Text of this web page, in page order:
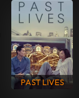
PAST LIVES